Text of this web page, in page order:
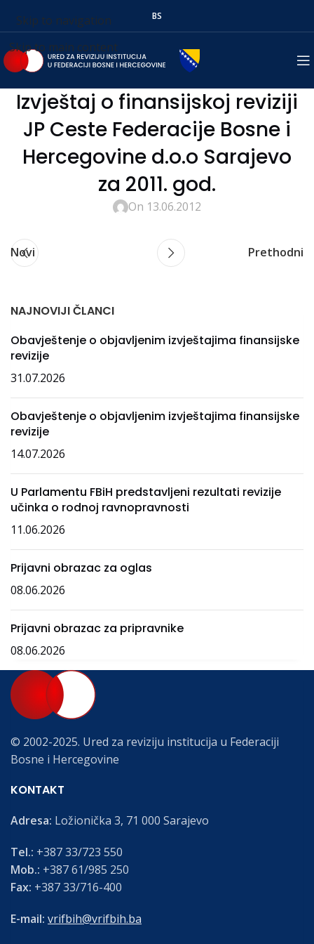
Skip to navigation
Skip to main content
BS
Izvještaj o finansijskoj reviziji
JP Ceste Federacije Bosne i
Hercegovine d.o.o Sarajevo
za 2011. god.
On 13.06.2012
Novi Prethodni
NAJNOVIJI ČLANCI
Obavještenje o objavljenim izvještajima finansijske
revizije
31.07.2026
Obavještenje o objavljenim izvještajima finansijske
revizije
14.07.2026
U Parlamentu FBiH predstavljeni rezultati revizije
učinka o rodnoj ravnopravnosti
11.06.2026
Prijavni obrazac za oglas
08.06.2026
Prijavni obrazac za pripravnike
08.06.2026
© 2002-2025. Ured za reviziju institucija u Federaciji
Bosne i Hercegovine
KONTAKT
Adresa: Ložionička 3, 71 000 Sarajevo
Tel.: +387 33/723 550
Mob.: +387 61/985 250
Fax: +387 33/716-400
E-mail: vrifbih@vrifbih.ba